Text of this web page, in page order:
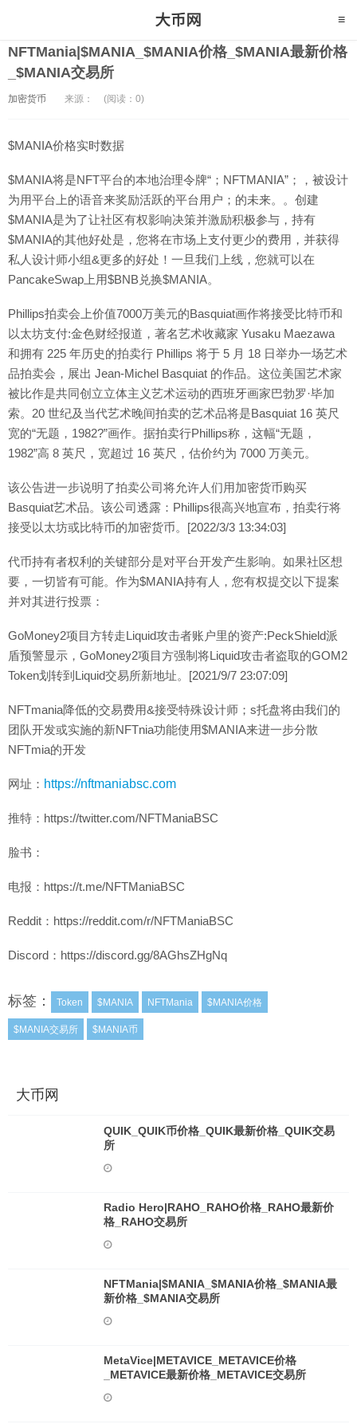
NFTMania|$MANIA_$MANIA价格_$MANIA最新价格
_$MANIA交易所
加密货币 来源： (阅读：0)
$MANIA价格实时数据
$MANIA将是NFT平台的本地治理令牌“；NFTMANIA”；，被设计
为用平台上的语音来奖励活跃的平台用户；的未来。。创建
$MANIA是为了让社区有权影响决策并激励积极参与，持有
$MANIA的其他好处是，您将在市场上支付更少的费用，并获得
私人设计师小组&更多的好处！一旦我们上线，您就可以在
PancakeSwap上用$BNB兑换$MANIA。
Phillips拍卖会上价值7000万美元的Basquiat画作将接受比特币和
以太坊支付:金色财经报道，著名艺术收藏家 Yusaku Maezawa
和拥有 225 年历史的拍卖行 Phillips 将于 5 月 18 日举办一场艺术
品拍卖会，展出 Jean-Michel Basquiat 的作品。这位美国艺术家
被比作是共同创立立体主义艺术运动的西班牙画家巴勃罗·毕加
索。20 世纪及当代艺术晚间拍卖的艺术品将是Basquiat 16 英尺
宽的“无题，1982?”画作。据拍卖行Phillips称，这幅“无题，
1982”高 8 英尺，宽超过 16 英尺，估价约为 7000 万美元。
该公告进一步说明了拍卖公司将允许人们用加密货币购买
Basquiat艺术品。该公司透露：Phillips很高兴地宣布，拍卖行将
接受以太坊或比特币的加密货币。[2022/3/3 13:34:03]
代币持有者权利的关键部分是对平台开发产生影响。如果社区想
要，一切皆有可能。作为$MANIA持有人，您有权提交以下提案
并对其进行投票：
GoMoney2项目方转走Liquid攻击者账户里的资产:PeckShield派
盾预警显示，GoMoney2项目方强制将Liquid攻击者盗取的GOM2
Token划转到Liquid交易所新地址。[2021/9/7 23:07:09]
NFTmania降低的交易费用&接受特殊设计师；s托盘将由我们的
团队开发或实施的新NFTnia功能使用$MANIA来进一步分散
NFTmia的开发
网址： https://nftmaniabsc.com
推特：https://twitter.com/NFTManiaBSC
脸书：
电报：https://t.me/NFTManiaBSC
Reddit：https://reddit.com/r/NFTManiaBSC
Discord：https://discord.gg/8AGhsZHgNq
标签： Token $MANIA NFTMania $MANIA价格
$MANIA交易所 $MANIA币
大币网
QUIK_QUIK币价格_QUIK最新价格_QUIK交易
所
Radio Hero|RAHO_RAHO价格_RAHO最新价
格_RAHO交易所
NFTMania|$MANIA_$MANIA价格_$MANIA最
新价格_$MANIA交易所
MetaVice|METAVICE_METAVICE价格
_METAVICE最新价格_METAVICE交易所